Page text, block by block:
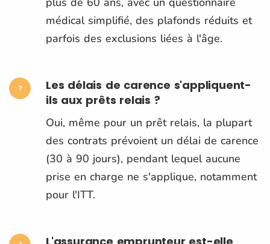
médical simplifié, des plafonds réduits et
parfois des exclusions liées à l'âge.
Les délais de carence s'appliquent-
ils aux prêts relais ?
Oui, même pour un prêt relais, la plupart
des contrats prévoient un délai de carence
(30 à 90 jours), pendant lequel aucune
prise en charge ne s'applique, notamment
pour l'ITT.